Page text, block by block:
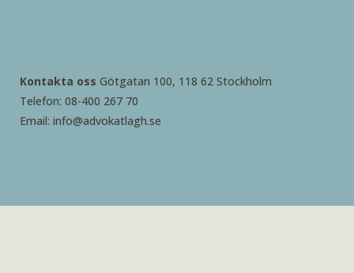
Kontakta oss Götgatan 100, 118 62 Stockholm
Telefon: 08-400 267 70
Email: info@advokatlagh.se